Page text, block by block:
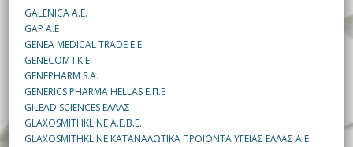
GALENICA Α.Ε.
GAP Α.Ε
GENEA MEDICAL TRADE E.E
GENECOM I.K.E
GENEPHARM S.A.
GENERICS PHARMA HELLAS Ε.Π.Ε
GILEAD SCIENCES ΕΛΛΑΣ
GLAXOSMITHKLINE Α.Ε.Β.Ε.
GLAXOSMITHKLINE ΚΑΤΑΝΑΛΩΤΙΚΑ ΠΡΟΙΟΝΤΑ ΥΓΕΙΑΣ ΕΛΛΑΣ Α.Ε